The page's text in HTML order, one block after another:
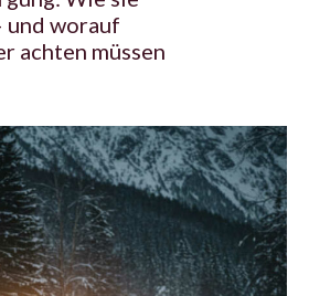
worauf
achten müssen